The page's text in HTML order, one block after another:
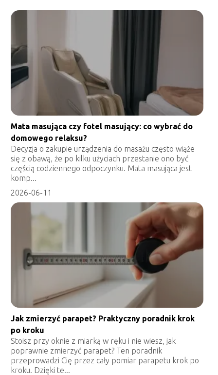
Mata masująca czy fotel masujący: co wybrać do
domowego relaksu?
Decyzja o zakupie urządzenia do masażu często wiąże
się z obawą, że po kilku użyciach przestanie ono być
częścią codziennego odpoczynku. Mata masująca jest
komp...
2026-06-11
Jak zmierzyć parapet? Praktyczny poradnik krok
po kroku
Stoisz przy oknie z miarką w ręku i nie wiesz, jak
poprawnie zmierzyć parapet? Ten poradnik
przeprowadzi Cię przez cały pomiar parapetu krok po
kroku. Dzięki te...